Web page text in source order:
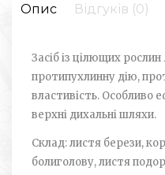
Опис Відгуків (0)
Засіб із цілющих
протипухлинну дію,
властивість. Особливо
верхні дихальні шляхи.
Склад: листя берези,
болиголову, листя